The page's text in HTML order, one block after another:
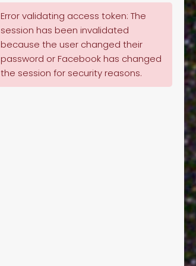
Error validating access token: The
session has been invalidated
because the user changed their
password or Facebook has changed
the session for security reasons.